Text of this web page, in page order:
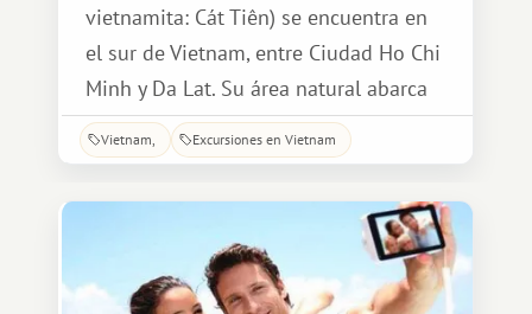
vietnamita: Cát Tiên) se encuentra en
el sur de Vietnam, entre Ciudad Ho Chi
Minh y Da Lat. Su área natural abarca
72 000 hectáreas. Es uno de los
parques nacionales más importantes y
extensos de Vietnam, y cuenta con un
paisaje extraordinariamente diverso de
bosques primigenios y praderas que
los excursionistas pueden recorrer.
Vietnam Excursiones en Vietnam